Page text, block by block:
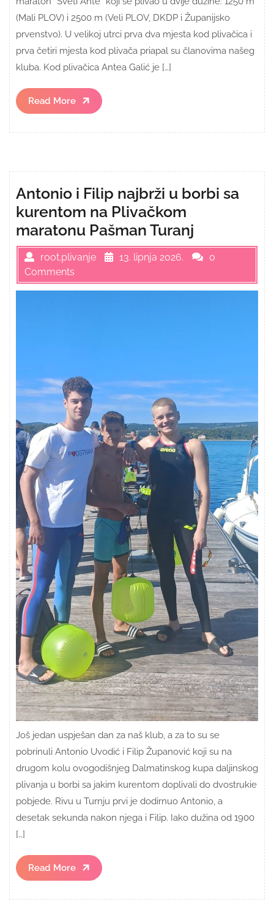
(Mali PLOV) i 2500 m (Veli PLOV, DKDP i Županijsko
prvenstvo). U velikoj utrci prva dva mjesta kod plivačica i
prva četiri mjesta kod plivača priapal su članovima našeg
kluba. Kod plivačica Antea Galić je […]
Read More
Read
More
Antonio i Filip najbrži u borbi sa
kurentom na Plivačkom
maratonu Pašman Turanj
root.plivanje 13. lipnja 2026.
0
Comments
Još jedan uspješan dan za naš klub, a za to su se
pobrinuli Antonio Uvodić i Filip Županović koji su na
drugom kolu ovogodišnjeg Dalmatinskog kupa daljinskog
plivanja u borbi sa jakim kurentom doplivali do dvostrukie
pobjede. Rivu u Turnju prvi je dodirnuo Antonio, a
desetak sekunda nakon njega i Filip. Iako dužina od 1900
[…]
Read More
Read
More